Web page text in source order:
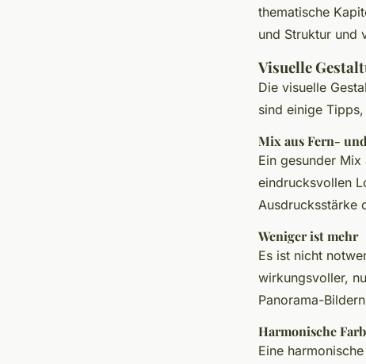
thematische
und Struktur und
Visuelle
Die visuelle
sind einige
Mix aus Fern-
Ein gesunder
eindrucksvollen
Ausdrucksstärke
Weniger ist mehr
Es ist nicht
wirkungsvoller,
Panorama-
Harmonische
Eine